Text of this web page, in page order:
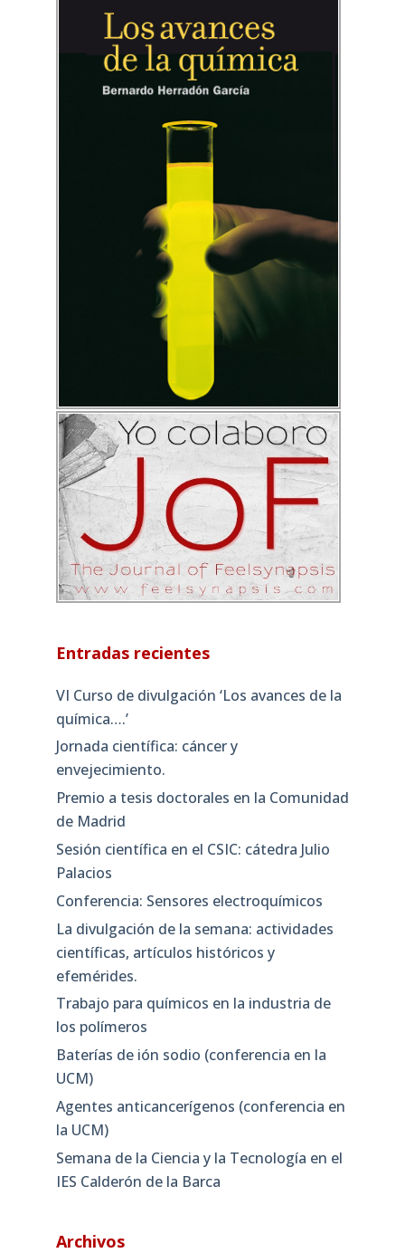
Entradas recientes
VI Curso de divulgación ‘Los avances de la
química….’
Jornada científica: cáncer y
envejecimiento.
Premio a tesis doctorales en la Comunidad
de Madrid
Sesión científica en el CSIC: cátedra Julio
Palacios
Conferencia: Sensores electroquímicos
La divulgación de la semana: actividades
científicas, artículos históricos y
efemérides.
Trabajo para químicos en la industria de
los polímeros
Baterías de ión sodio (conferencia en la
UCM)
Agentes anticancerígenos (conferencia en
la UCM)
Semana de la Ciencia y la Tecnología en el
IES Calderón de la Barca
Archivos